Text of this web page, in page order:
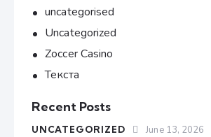
uncategorised
Uncategorized
Zoccer Casino
Текста
Recent Posts
UNCATEGORIZED June 13, 2026